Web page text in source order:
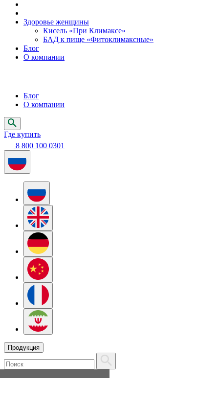
Здоровье женщины
Кисель «При Климаксе»
БАД к пище «Фитоклимаксные»
Блог
О компании
Блог
О компании
Где купить
8 800 100 0301
Продукция